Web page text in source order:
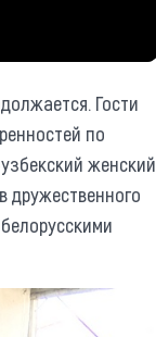
Гости
по
женский
дружественного